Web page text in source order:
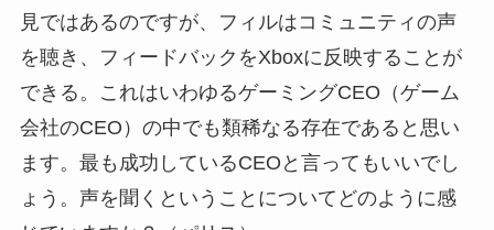
見ではあるのですが、フィルはコミュニティの声
を聴き、フィードバックをXboxに反映することが
できる。これはいわゆるゲーミングCEO（ゲーム
会社のCEO）の中でも類稀なる存在であると思い
ます。最も成功しているCEOと言ってもいいでし
ょう。声を聞くということについてどのように感